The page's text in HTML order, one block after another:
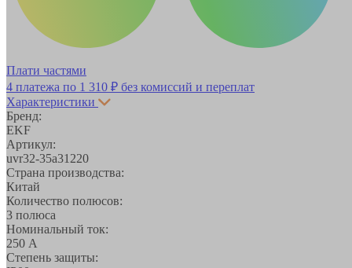
Плати частями
4 платежа по 1 310 ₽ без комиссий и переплат
Характеристики
Бренд:
EKF
Артикул:
uvr32-35a31220
Страна производства:
Китай
Количество полюсов:
3 полюса
Номинальный ток:
250 А
Степень защиты: